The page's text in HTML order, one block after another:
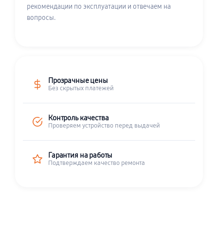
рекомендации по эксплуатации и отвечаем на
вопросы.
Прозрачные цены
Без скрытых платежей
Контроль качества
Проверяем устройство перед выдачей
Гарантия на работы
Подтверждаем качество ремонта